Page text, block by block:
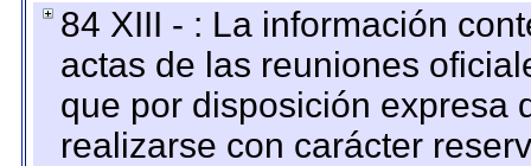
84 XIII - : La información
actas de las reuniones
que por disposición expresa
realizarse con carácter